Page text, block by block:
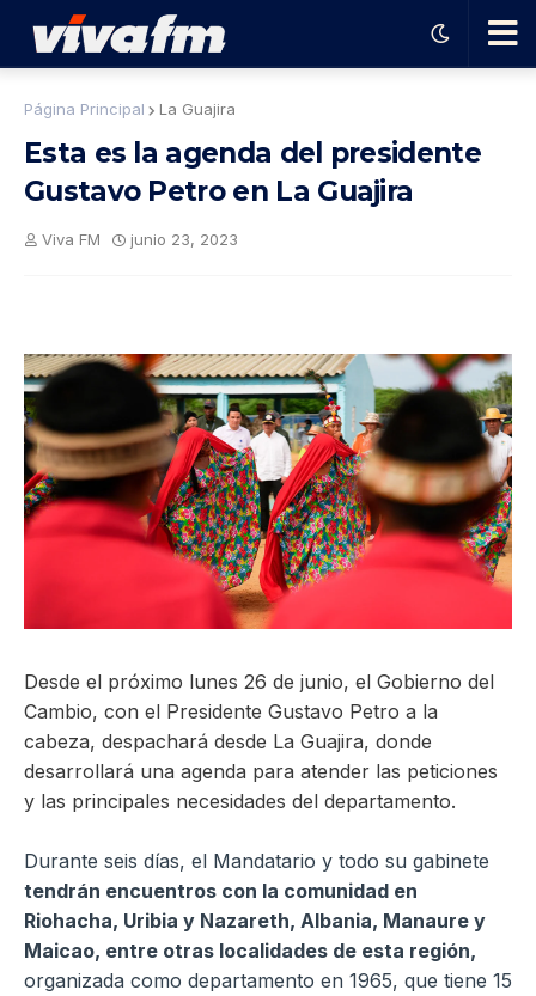
Ha
el
gra
ma
Página Principal La Guajira
Esta es la agenda del presidente
Gustavo Petro en La Guajira
Viva FM junio 23, 2023
Desde el próximo lunes 26 de junio, el Gobierno del
Cambio, con el Presidente Gustavo Petro a la
cabeza, despachará desde La Guajira, donde
desarrollará una agenda para atender las peticiones
y las principales necesidades del departamento.
Durante seis días, el Mandatario y todo su gabinete
tendrán encuentros con la comunidad en
Riohacha, Uribia y Nazareth, Albania, Manaure y
Maicao, entre otras localidades de esta región,
organizada como departamento en 1965, que tiene 15